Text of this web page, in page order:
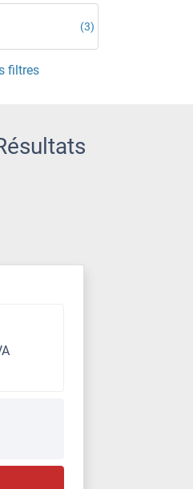
(3)
filtres